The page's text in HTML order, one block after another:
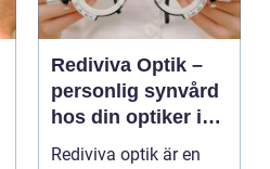
Rediviva Optik –
personlig synvård
hos din optiker i
Uppsala
Rediviva optik är en